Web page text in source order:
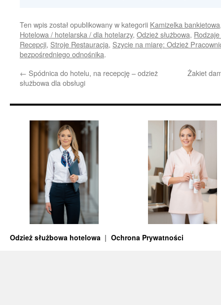
Ten wpis został opublikowany w kategorii Kamizelka bankietowa
Hotelowa / hotelarska / dla hotelarzy, Odzież służbowa,
Recepcji, Stroje Restauracja, Szycie na miarę: Odzież
bezpośredniego odnośnika.
← Spódnica do hotelu, na recepcję – odzież
służbowa dla obsługi
Żakiet
Odzież służbowa hotelowa Ochrona Prywatności